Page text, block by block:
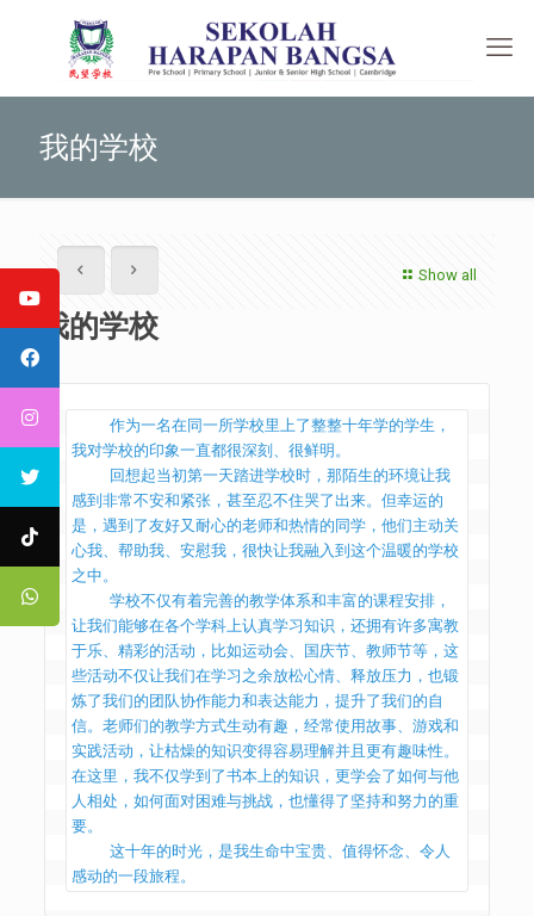
我的学校
Show all
我的学校
我对学校的印象一直都很深刻、很鲜明。
感到非常不安和紧张，甚至忍不住哭了出来。但幸运的
是，遇到了友好又耐心的老师和热情的同学，他们主动关
心我、帮助我、安慰我，很快让我融入到这个温暖的学校
之中。
让我们能够在各个学科上认真学习知识，还拥有许多寓教
于乐、精彩的活动，比如运动会、国庆节、教师节等，这
些活动不仅让我们在学习之余放松心情、释放压力，也锻
炼了我们的团队协作能力和表达能力，提升了我们的自
信。老师们的教学方式生动有趣，经常使用故事、游戏和
实践活动，让枯燥的知识变得容易理解并且更有趣味性。
在这里，我不仅学到了书本上的知识，更学会了如何与他
人相处，如何面对困难与挑战，也懂得了坚持和努力的重
要。
感动的一段旅程。